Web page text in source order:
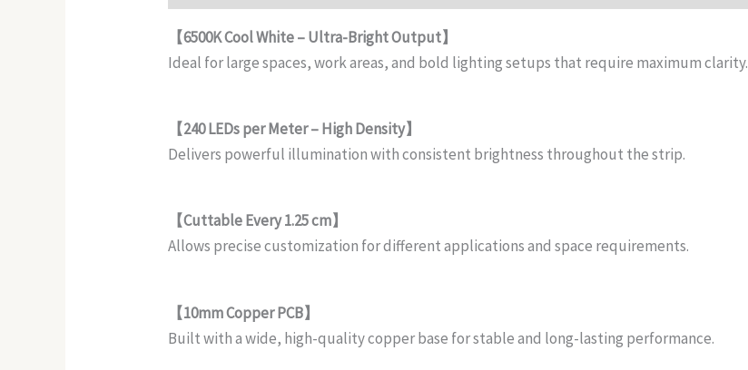
【6500K Cool White – Ultra-Bright Output】
Ideal for large spaces, work areas, and bold lighting setups that require maximum clarity.
【240 LEDs per Meter – High Density】
Delivers powerful illumination with consistent brightness throughout the strip.
【Cuttable Every 1.25 cm】
Allows precise customization for different applications and space requirements.
【10mm Copper PCB】
Built with a wide, high-quality copper base for stable and long-lasting performance.